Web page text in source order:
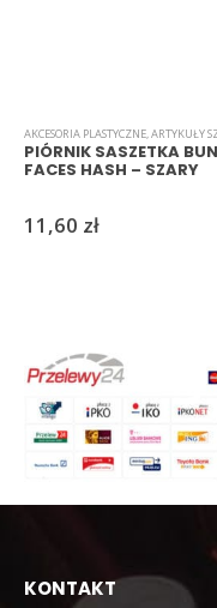
AKCESORIA PLASTYCZNE,ARTYKUŁY SZKOLNE I
PIÓRNIK SASZETKA
FACES HASH – SZARY
11,60 zł
KONTAKT